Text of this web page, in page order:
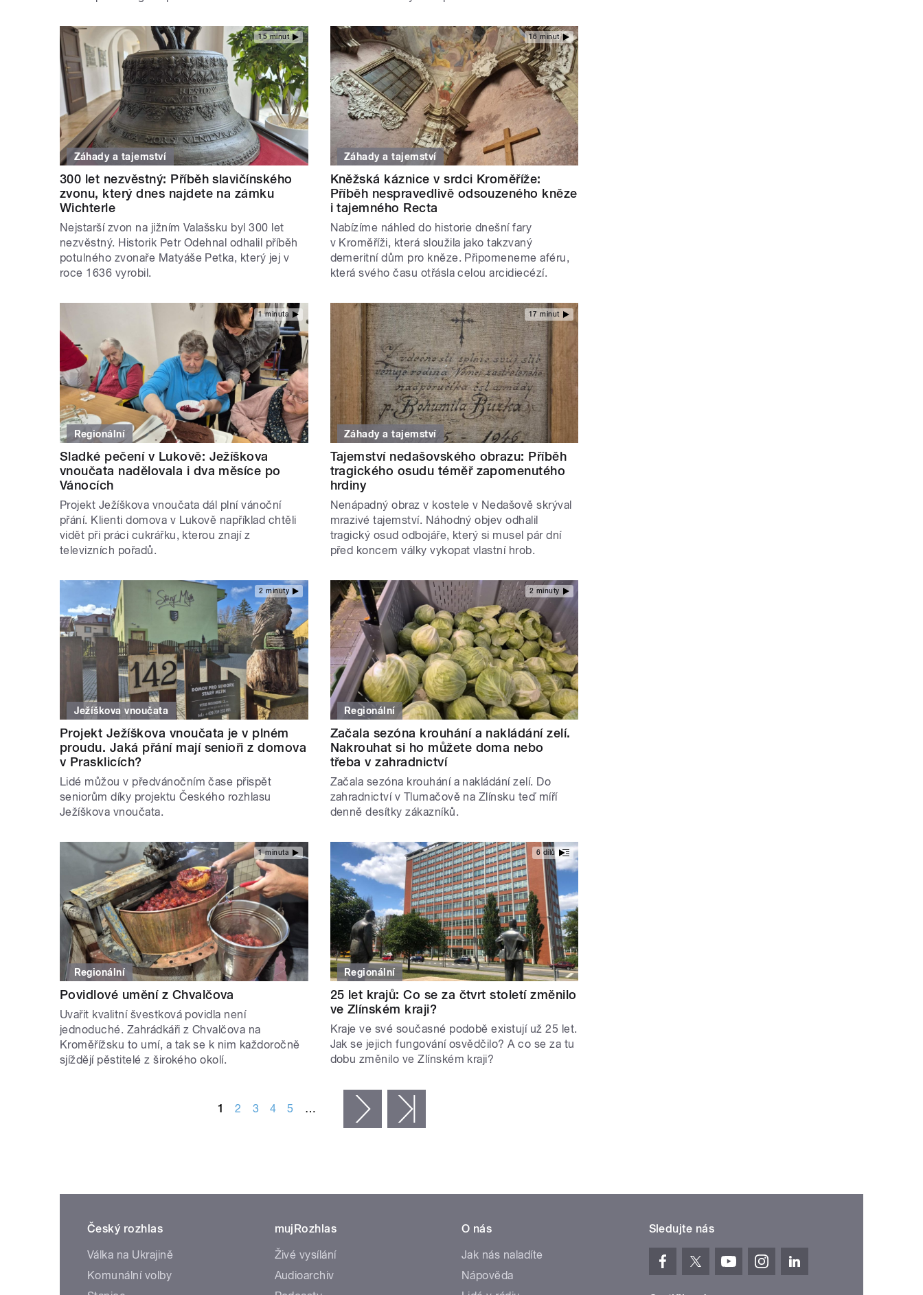
15 minut
Záhady a tajemství
300 let nezvěstný: Příběh slavičínského
zvonu, který dnes najdete na zámku
Wichterle
Nejstarší zvon na jižním Valašsku byl 300 let
nezvěstný. Historik Petr Odehnal odhalil příběh
potulného zvonaře Matyáše Petka, který jej v
roce 1636 vyrobil.
16 minut
Záhady a tajemství
Kněžská káznice v srdci Kroměříže:
Příběh nespravedlivě odsouzeného kněze
i tajemného Recta
Nabízíme náhled do historie dnešní fary
v Kroměříži, která sloužila jako takzvaný
demeritní dům pro kněze. Připomeneme aféru,
která svého času otřásla celou arcidiecézí.
1 minuta
Regionální
Sladké pečení v Lukově: Ježíškova
vnoučata nadělovala i dva měsíce po
Vánocích
Projekt Ježíškova vnoučata dál plní vánoční
přání. Klienti domova v Lukově například chtěli
vidět při práci cukrářku, kterou znají z
televizních pořadů.
17 minut
Záhady a tajemství
Tajemství nedašovského obrazu: Příběh
tragického osudu téměř zapomenutého
hrdiny
Nenápadný obraz v kostele v Nedašově skrýval
mrazivé tajemství. Náhodný objev odhalil
tragický osud odbojáře, který si musel pár dní
před koncem války vykopat vlastní hrob.
2 minuty
Ježíškova vnoučata
Projekt Ježíškova vnoučata je v plném
proudu. Jaká přání mají senioři z domova
v Prasklicích?
Lidé můžou v předvánočním čase přispět
seniorům díky projektu Českého rozhlasu
Ježíškova vnoučata.
2 minuty
Regionální
Začala sezóna krouhání a nakládání zelí.
Nakrouhat si ho můžete doma nebo
třeba v zahradnictví
Začala sezóna krouhání a nakládání zelí. Do
zahradnictví v Tlumačově na Zlínsku teď míří
denně desítky zákazníků.
1 minuta
Regionální
Povidlové umění z Chvalčova
Uvařit kvalitní švestková povidla není
jednoduché. Zahrádkáři z Chvalčova na
Kroměřížsku to umí, a tak se k nim každoročně
sjíždějí pěstitelé z širokého okolí.
6 dílů
Regionální
25 let krajů: Co se za čtvrt století změnilo
ve Zlínském kraji?
Kraje ve své současné podobě existují už 25 let.
Jak se jejich fungování osvědčilo? A co se za tu
dobu změnilo ve Zlínském kraji?
1 2 3 4 5 … následující ›
Český rozhlas
Válka na Ukrajině
Komunální volby
mujRozhlas
Živé vysílání
Audioarchiv
O nás
Jak nás naladíte
Nápověda
Sledujte nás